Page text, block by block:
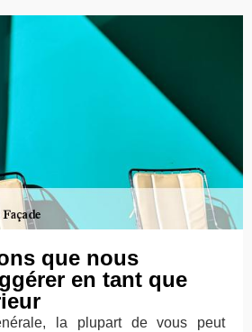
que nous
en tant que
la plupart de vous peut